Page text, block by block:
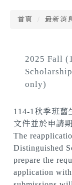
首頁 最新消
2025 Fall
only)
114-1秋季班舊
文件並於申請
The
Distinguished
prepare the
application